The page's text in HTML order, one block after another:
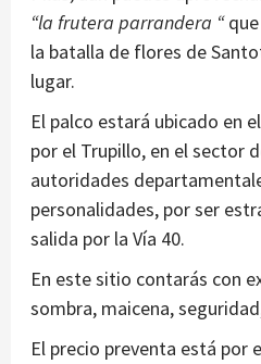
“la frutera parrandera “que
la batalla de flores de
lugar.
El palco estará ubicado en
por el Trupillo, en el sector
autoridades
personalidades, por ser
salida por la Vía 40.
En este sitio contarás con
sombra, maicena,
El precio preventa está por